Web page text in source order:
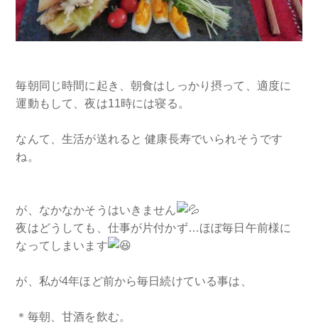
毎朝同じ時間に起き、朝食はしっかり摂って、適度に
運動もして、夜は11時には寝る。
なんて、生活が送れると 健康長寿でいられそうです
ね。
が、なかなかそうはいきません
夜はどうしても、仕事が片付かず…ほぼ毎日午前様に
なってしまいます
が、私が4年ほど前から毎日続けている事は、
＊毎朝、甘酒を飲む。